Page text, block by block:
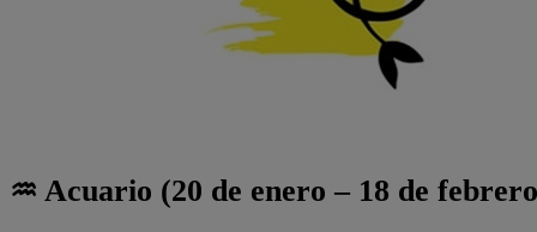
♒ Acuario (20 de enero – 18 de